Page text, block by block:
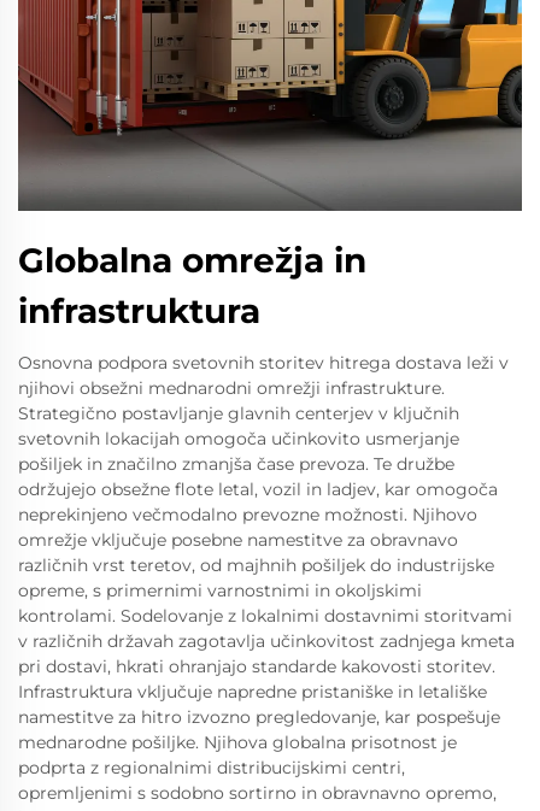
Globalna omrežja in
infrastruktura
Osnovna podpora svetovnih storitev hitrega dostava leži v
njihovi obsežni mednarodni omrežji infrastrukture.
Strategično postavljanje glavnih centerjev v ključnih
svetovnih lokacijah omogoča učinkovito usmerjanje
pošiljek in značilno zmanjša čase prevoza. Te družbe
održujejo obsežne flote letal, vozil in ladjev, kar omogoča
neprekinjeno večmodalno prevozne možnosti. Njihovo
omrežje vključuje posebne namestitve za obravnavo
različnih vrst teretov, od majhnih pošiljek do industrijske
opreme, s primernimi varnostnimi in okoljskimi
kontrolami. Sodelovanje z lokalnimi dostavnimi storitvami
v različnih državah zagotavlja učinkovitost zadnjega kmeta
pri dostavi, hkrati ohranjajo standarde kakovosti storitev.
Infrastruktura vključuje napredne pristaniške in letališke
namestitve za hitro izvozno pregledovanje, kar pospešuje
mednarodne pošiljke. Njihova globalna prisotnost je
podprta z regionalnimi distribucijskimi centri,
opremljenimi s sodobno sortirno in obravnavno opremo,